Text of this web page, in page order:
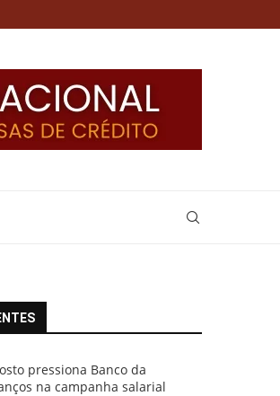
pressiona Banco da
na campanha salarial